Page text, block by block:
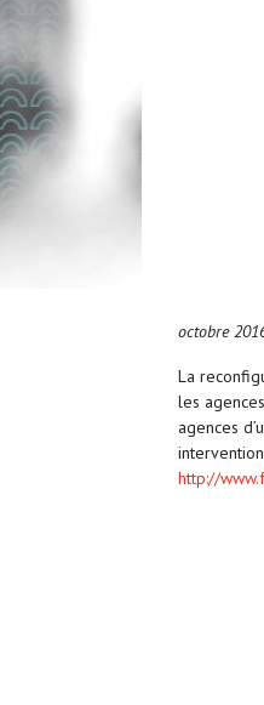
octobre
La
les
agences
http://